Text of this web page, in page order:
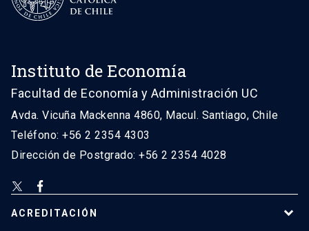
Instituto de Economía
Facultad de Economía y Administración UC
Avda. Vicuña Mackenna 4860, Macul. Santiago, Chile
Teléfono: +56 2 2354 4303
Dirección de Postgrado: +56 2 2354 4028
ACREDITACIÓN